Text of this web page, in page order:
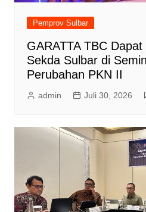
Pemprov Sulbar
GARATTA TBC
Sekda Sulbar di
Perubahan PKN II
admin Juli 30, 2026